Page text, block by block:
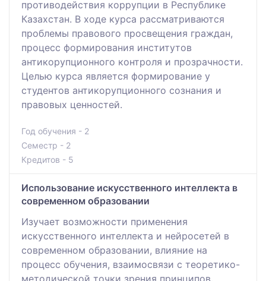
противодействия коррупции в Республике
Казахстан. В ходе курса рассматриваются
проблемы правового просвещения граждан,
процесс формирования институтов
антикорупционного контроля и прозрачности.
Целью курса является формирование у
студентов антикорупционного сознания и
правовых ценностей.
Год обучения - 2
Семестр - 2
Кредитов - 5
Использование искусственного интеллекта в
современном образовании
Изучает возможности применения
искусственного интеллекта и нейросетей в
современном образовании, влияние на
процесс обучения, взаимосвязи с теоретико-
методической точки зрения принципов.